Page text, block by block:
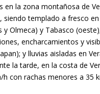
en la zona montañosa de
templado a fresco
y Olmeca) y Tabasco
encharcamientos y
y lluvias aisladas en
la tarde, en la costa de
con rachas menores a 35